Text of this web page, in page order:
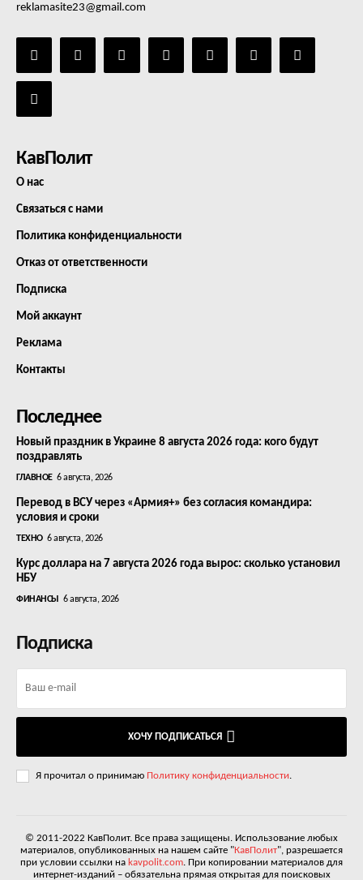
reklamasite23@gmail.com
КавПолит
О нас
Связаться с нами
Политика конфиденциальности
Отказ от ответственности
Подписка
Мой аккаунт
Реклама
Контакты
Последнее
Новый праздник в Украине 8 августа 2026 года: кого будут
поздравлять
ГЛАВНОЕ 6 августа, 2026
Перевод в ВСУ через «Армия+» без согласия командира:
условия и сроки
ТЕХНО 6 августа, 2026
Курс доллара на 7 августа 2026 года вырос: сколько установил
НБУ
ФИНАНСЫ 6 августа, 2026
Подписка
ХОЧУ ПОДПИСАТЬСЯ
Я прочитал о принимаю Политику конфиденциальности.
© 2011-2022 КавПолит. Все права защищены. Использование любых
материалов, опубликованных на нашем сайте "КавПолит", разрешается
при условии ссылки на kavpolit.com. При копировании материалов для
интернет-изданий – обязательна прямая открытая для поисковых